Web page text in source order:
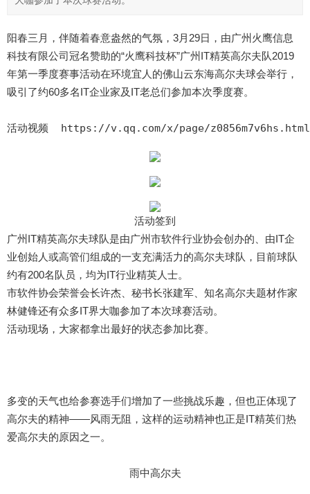
阳春三月，伴随着春意盎然的气氛，3月29日，由广州火鹰信息
科技有限公司冠名赞助的“火鹰科技杯”广州IT精英高尔夫队2019
年第一季度赛事活动在环境宜人的佛山云东海高尔夫球会举行，
吸引了约60多名IT企业家及IT老总们参加本次季度赛。
活动视频 https://v.qq.com/x/page/z0856m7v6hs.html
活动签到
广州IT精英高尔夫球队是由广州市软件行业协会创办的、由IT企
业创始人或高管们组成的一支充满活力的高尔夫球队，目前球队
约有200名队员，均为IT行业精英人士。
市软件协会荣誉会长许杰、秘书长张建军、知名高尔夫题材作家
林健锋还有众多IT界大咖参加了本次球赛活动。
活动现场，大家都拿出最好的状态参加比赛。
多变的天气也给参赛选手们增加了一些挑战乐趣，但也正体现了
高尔夫的精神——风雨无阻，这样的运动精神也正是IT精英们热
爱高尔夫的原因之一。
雨中高尔夫